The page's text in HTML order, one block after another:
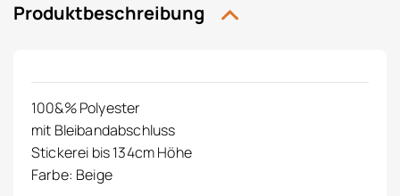
Produktbeschreibung
100&% Polyester
mit Bleibandabschluss
Stickerei bis 134cm Höhe
Farbe: Beige